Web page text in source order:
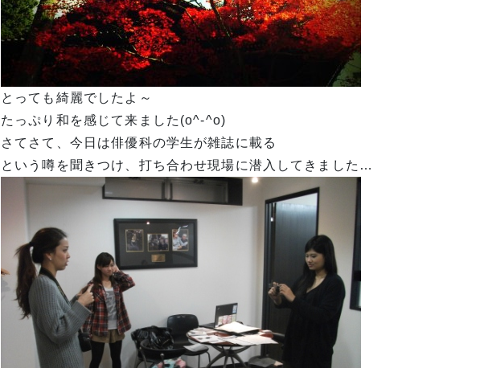
とっても綺麗でしたよ～
たっぷり和を感じて来ました(o^-^o)
さてさて、今日は俳優科の学生が雑誌に載る
という噂を聞きつけ、打ち合わせ現場に潜入してきました…